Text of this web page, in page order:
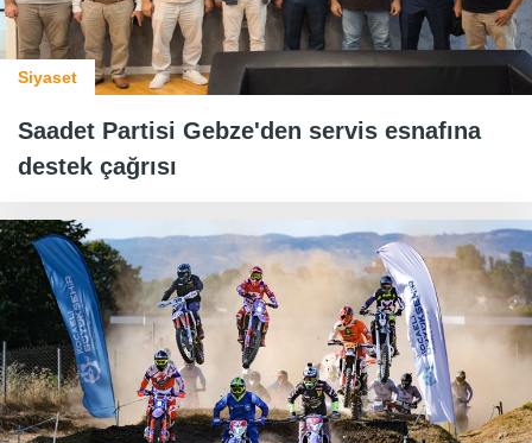
Siyaset
Saadet Partisi Gebze'den servis esnafına
destek çağrısı